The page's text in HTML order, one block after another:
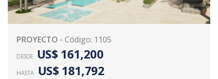
PROYECTO - Código: 1105
DESDE US$ 161,200
HASTA US$ 181,792